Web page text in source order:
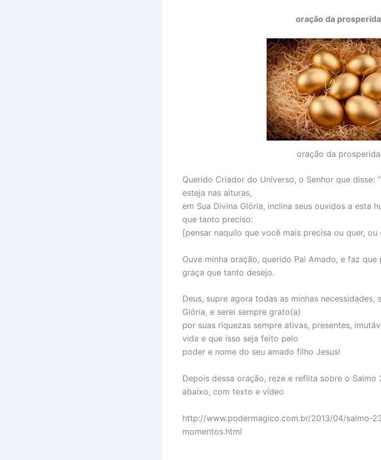
oração da
oração da
Querido Criador do Universo, o Senhor que disse:
esteja nas alturas,
em Sua Divina Glória, inclina seus ouvidos a esta
que tanto preciso:
[pensar naquilo que você mais precisa ou quer,
Ouve minha oração, querido Pai Amado, e faz
graça que tanto desejo.
Deus, supre agora todas as minhas necessidades,
Glória, e serei sempre grato(a)
por suas riquezas sempre ativas, presentes,
vida e que isso seja feito pelo
poder e nome do seu amado filho Jesus!
Depois dessa oração, reze e reflita sobre o
abaixo, com texto e vídeo
http://www.podermagico.com.br/2013/04/salmo-
momentos.html